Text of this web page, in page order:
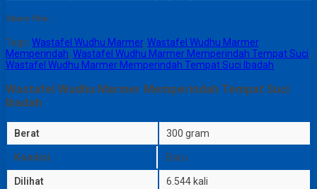
Share This :
Tags: Wastafel Wudhu Marmer, Wastafel Wudhu Marmer
Memperindah, Wastafel Wudhu Marmer Memperindah Tempat Suci,
Wastafel Wudhu Marmer Memperindah Tempat Suci Ibadah
Wastafel Wudhu Marmer Memperindah Tempat Suci
Ibadah
Berat 300 gram
Kondisi Baru
Dilihat 6.544 kali